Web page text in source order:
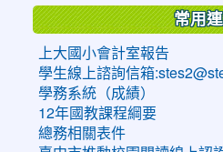
常用
上大國小會計室報告
學生線上諮詢信箱
學務系統（成績）
12年國教課程綱要
總務相關表件